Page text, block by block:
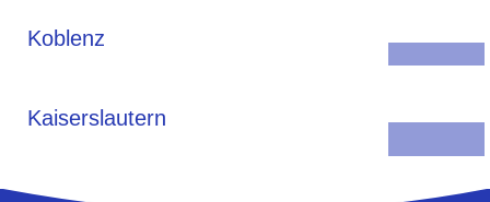
Koblenz
Kaiserslautern